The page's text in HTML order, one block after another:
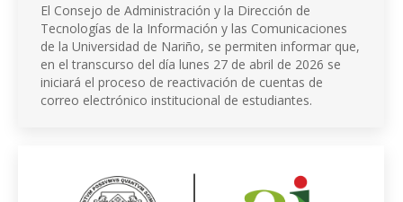
El Consejo de Administración y la Dirección de
Tecnologías de la Información y las Comunicaciones
de la Universidad de Nariño, se permiten informar que,
en el transcurso del día lunes 27 de abril de 2026 se
iniciará el proceso de reactivación de cuentas de
correo electrónico institucional de estudiantes.